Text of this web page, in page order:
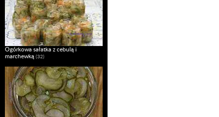
Ogórkowa sałatka z cebulą i
marchewką (32)